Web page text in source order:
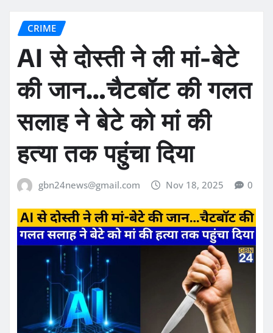
CRIME
AI से दोस्ती ने ली मां-बेटे
की जान…चैटबॉट की गलत
सलाह ने बेटे को मां की
हत्या तक पहुंचा दिया
gbn24news@gmail.com Nov 18, 2025 0